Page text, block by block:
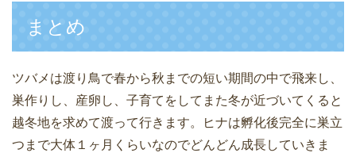
まとめ
ツバメは渡り鳥で春から秋までの短い期間の中で飛来し、
巣作りし、産卵し、子育てをしてまた冬が近づいてくると
越冬地を求めて渡って行きます。ヒナは孵化後完全に巣立
つまで大体１ヶ月くらいなのでどんどん成長していきま